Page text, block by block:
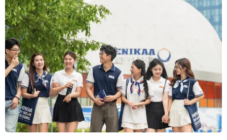
Hà Nội thi hành kỷ luật nhiều cá nhân, tổ
chức Đảng vi phạm